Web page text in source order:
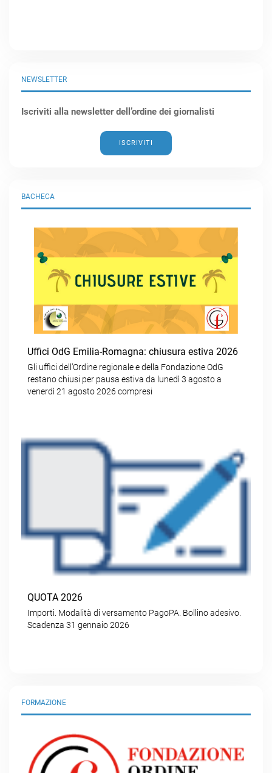
BACHECA
Uffici OdG Emilia-Romagna: chiusura estiva 2026
Gli uffici dell’Ordine regionale e della Fondazione OdG
restano chiusi per pausa estiva da lunedì 3 agosto a
venerdì 21 agosto 2026 compresi
QUOTA 2026
Importi. Modalità di versamento PagoPA. Bollino adesivo.
Scadenza 31 gennaio 2026
NEWSLETTER
Iscriviti alla newsletter dell’ordine dei giornalisti
ISCRIVITI
FORMAZIONE